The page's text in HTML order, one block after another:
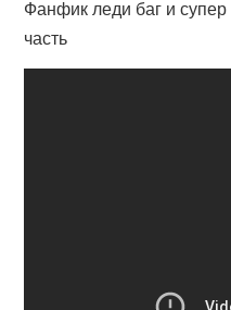
Фанфик леди баг и супер
часть